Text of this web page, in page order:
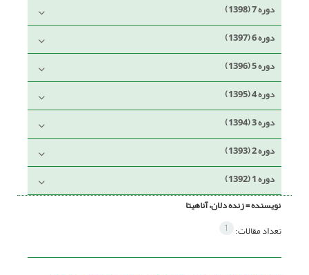
دوره 7 (1398)
دوره 6 (1397)
دوره 5 (1396)
دوره 4 (1395)
دوره 3 (1394)
دوره 2 (1393)
دوره 1 (1392)
نویسنده =زنده دلان، آناهیتا
تعداد مقالات: 1